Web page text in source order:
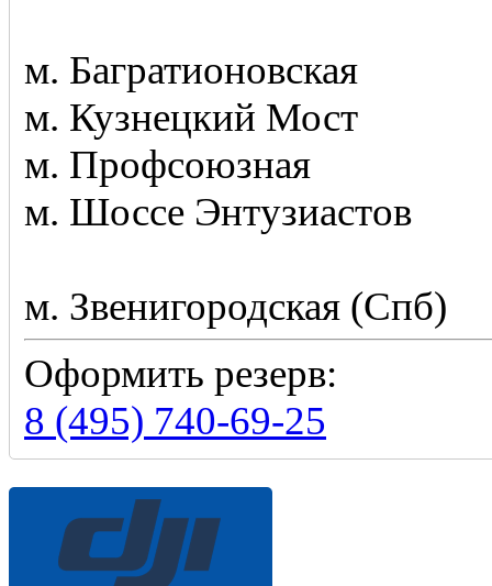
м. Багратионовская
м. Кузнецкий Мост
м. Профсоюзная
м. Шоссе Энтузиастов
м. Звенигородская (Спб)
Оформить резерв:
8 (495) 740-69-25